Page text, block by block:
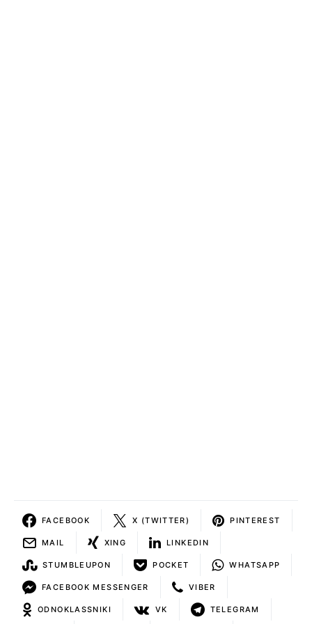
FACEBOOK X (TWITTER) PINTEREST
MAIL XING LINKEDIN
STUMBLEUPON POCKET WHATSAPP
FACEBOOK MESSENGER VIBER
ODNOKLASSNIKI VK TELEGRAM